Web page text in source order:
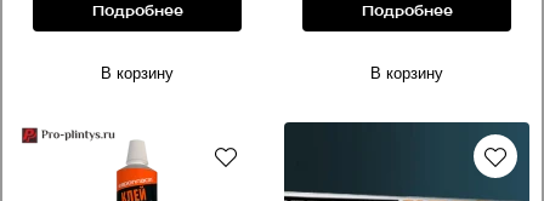
Подробнее
В корзину
Подробнее
В корзину